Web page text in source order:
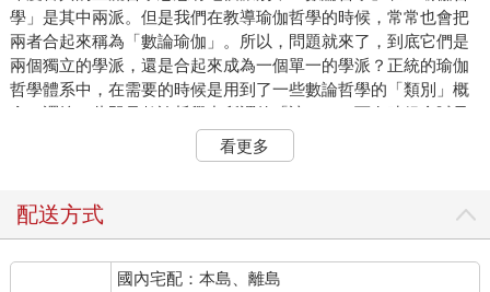
學」是其中兩派。但是我們在教導瑜伽哲學的時候，常常也會把
兩者合起來稱為「數論瑜伽」。所以，問題就來了，到底它們是
兩個獨立的學派，還是合起來成為一個單一的學派？正統的瑜伽
哲學體系中，在需要的時候是用到了一些數論哲學的「類別」概
念（譯按，此即是數論哲學中所謂的「諦」），而有時候會賦予
不同的意義，或者做些增減，但基本的類別是大致相同的。
問題。不過，數論基本上還是一個哲學體系，瑜伽則是一個實修
會把凡是能夠應用在實踐的東西都包括在內。
看更多
配送方式
國內宅配：本島、離島